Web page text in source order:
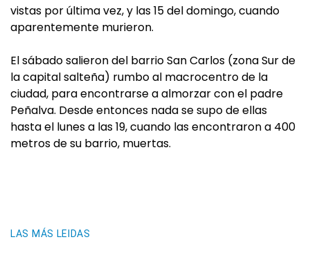
vistas por última vez, y las 15 del domingo, cuando
aparentemente murieron.
El sábado salieron del barrio San Carlos (zona Sur de
la capital salteña) rumbo al macrocentro de la
ciudad, para encontrarse a almorzar con el padre
Peñalva. Desde entonces nada se supo de ellas
hasta el lunes a las 19, cuando las encontraron a 400
metros de su barrio, muertas.
LAS MÁS LEIDAS